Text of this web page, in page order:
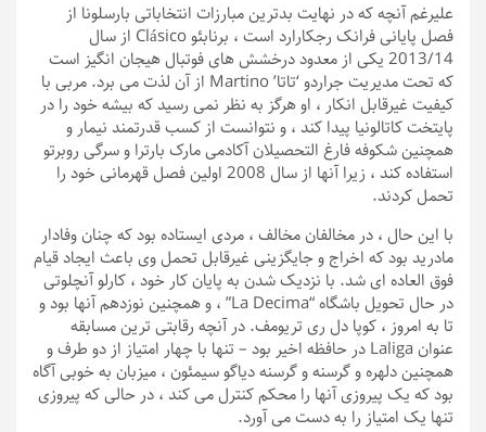
علیرغم آنچه که در نهایت بدترین مبارزات انتخاباتی بارسلونا از
فصل پایانی فرانک رجکارارد است ، برنابئو Clásico از سال
2013/14 یکی از معدود درخشش های فوتبال هیجان انگیز است
که تحت مدیریت جراردو ‘تاتا’ Martino از آن لذت می برد. مربی با
کیفیت غیرقابل انکار ، او هرگز به نظر نمی رسید که بیشه خود را در
پایتخت کاتالونیا پیدا کند ، و نتوانست از کسب قدرتمند نیمار و
همچنین شکوفه فارغ التحصیلان آکادمی مارک بارترا و سرگی روبرتو
استفاده کند ، زیرا آنها از سال 2008 اولین فصل قهرمانی خود را
تحمل کردند.
با این حال ، در مخالفان مخالف ، مردی ایستاده بود که چنان وفادار
مادرید بود که اخراج و جایگزینی غیرقابل تحمل وی باعث ایجاد قیام
فوق العاده ای شد. با نزدیک شدن به پایان کار خود ، کارلو آنچلوتی
در حال تحویل باشگاه “La Decima” ، و همچنین نوزدهم آنها بود و
تا به امروز ، کوپا دل ری تریومف. در آنچه رقابتی ترین مسابقه
عنوان Laliga در حافظه اخیر بود – تنها با چهار امتیاز از دو طرف و
همچنین دلهره و گرسنه و گرسنه دیاگو سیمئون ، میزبان به خوبی آگاه
بود که یک پیروزی آنها را محکم کنترل می کند ، در حالی که پیروزی
تنها یک امتیاز را به دست می آورد.